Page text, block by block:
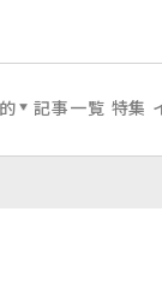
記事一覧 特集